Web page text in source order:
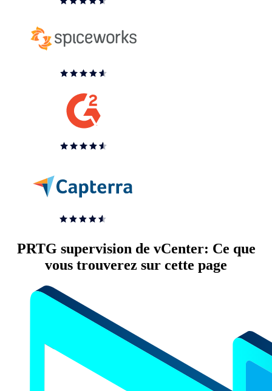
PRTG supervision de vCenter: Ce que
vous trouverez sur cette page